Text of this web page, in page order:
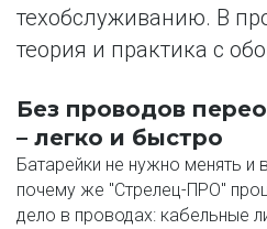
техобслуживанию. В
теория и практика с
Без проводов
– легко и быстро
Батарейки не нужно менять и
почему же "Стрелец-ПРО"
дело в проводах: кабельные